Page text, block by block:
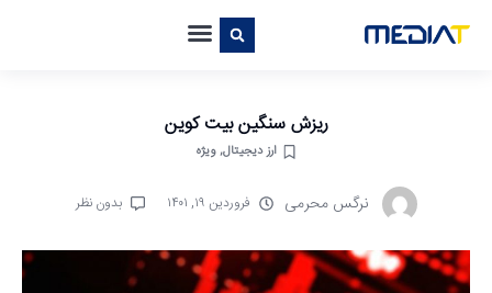
ریزش سنگین بیت کوین
ارز دیجیتال,ویژه
نرگس محرمی فروردین ۱۹, ۱۴۰۱ بدون نظر